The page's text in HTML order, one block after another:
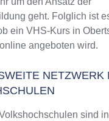
geht. Folglich ist
ein VHS-Kurs in
angeboten wird.
NETZWERK
sind